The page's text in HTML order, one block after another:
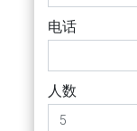
电话
人数